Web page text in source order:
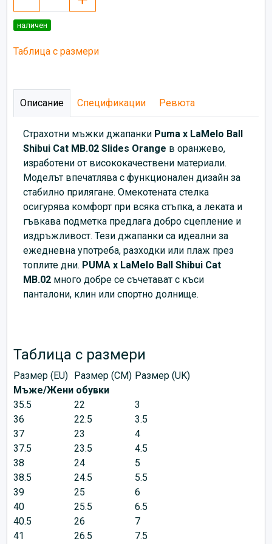
наличен
Таблица с размери
Описание Спецификации Ревюта
Страхотни мъжки джапанки Puma x LaMelo Ball
Shibui Cat MB.02 Slides Orange в оранжево,
изработени от висококачествени материали.
Моделът впечатлява с функционален дизайн за
стабилно прилягане. Омекотената стелка
осигурява комфорт при всяка стъпка, а леката и
гъвкава подметка предлага добро сцепление и
издръжливост. Тези джапанки са идеални за
ежедневна употреба, разходки или плаж през
топлите дни. PUMA x LaMelo Ball Shibui Cat
MB.02 много добре се съчетават с къси
панталони, клин или спортно долнище.
Таблица с размери
Размер (EU) Размер (CM) Размер (UK)
Мъже/Жени обувки
35.5
22
3
36
22.5
3.5
37
23
4
37.5
23.5
4.5
38
24
5
38.5
24.5
5.5
39
25
6
40
25.5
6.5
40.5
26
7
41
26.5 7.5